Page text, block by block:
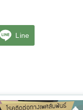
Line